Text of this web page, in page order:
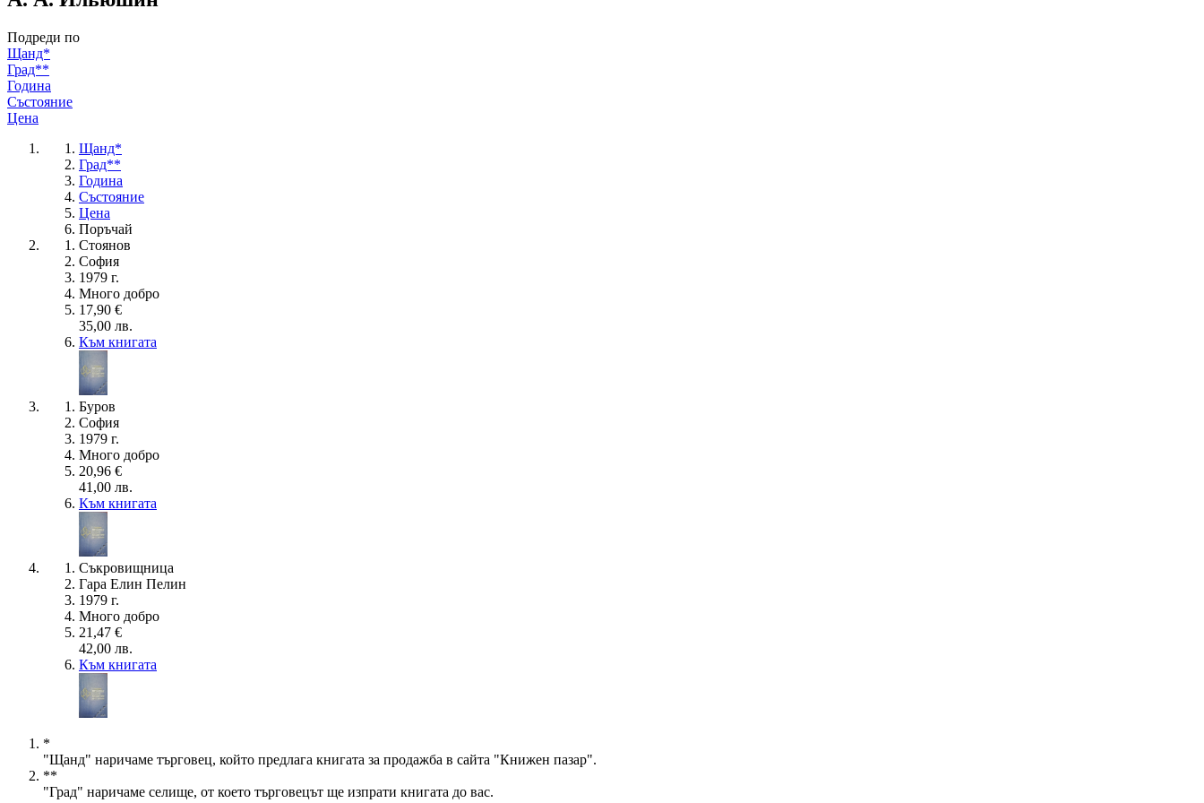
Подреди по
Щанд*
Град**
Година
Състояние
Цена
Щанд*
Град**
Година
Състояние
Цена
Поръчай
Стоянов
София
1979 г.
Много добро
17,90 €
35,00 лв.
Към книгата
Буров
София
1979 г.
Много добро
20,96 €
41,00 лв.
Към книгата
Съкровищница
Гара Елин Пелин
1979 г.
Много добро
21,47 €
42,00 лв.
Към книгата
*
"Щанд" наричаме търговец, който предлага книгата за продажба в сайта "Книжен пазар".
**
"Град" наричаме селище, от което търговецът ще изпрати книгата до вас.